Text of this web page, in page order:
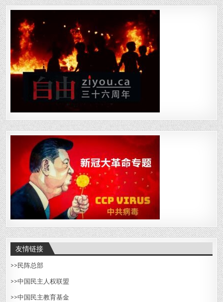
友情链接
>>民阵总部
>>中国民主人权联盟
>>中国民主教育基金